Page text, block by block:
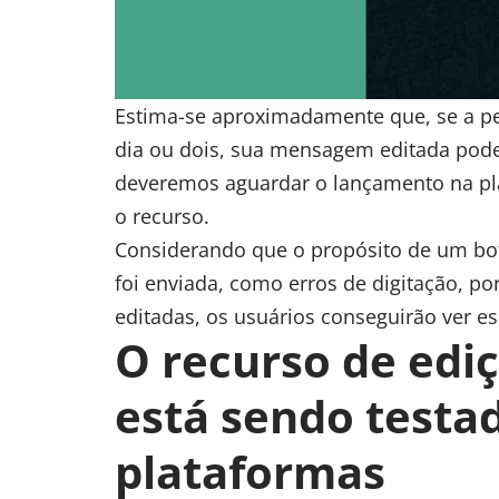
Estima-se aproximadamente que, se a
dia ou dois, sua mensagem editada
deveremos aguardar o lançamento na
o recurso.
Considerando que o propósito de um
foi enviada, como erros de digitação,
editadas, os usuários conseguirão ver
O recurso de
está sendo
plataformas